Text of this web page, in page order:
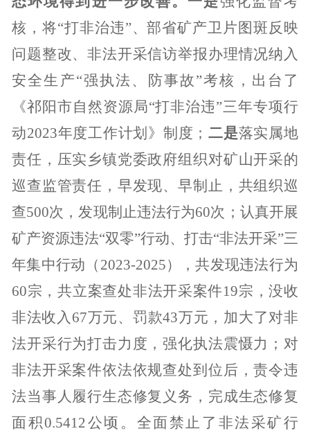
核，将“打非治违”、部省矿产卫片图斑反映
问题整改、非法开采信访举报办理情况纳入
安全生产“强执法、防事故”考核，出台了
《祁阳市自然资源局“打非治违”三年专项行
动2023年度工作计划》制度； 二是落实属地
责任，压实乡镇党委政府组织对矿山开采的
巡查监管责任，早发现、早制止，共组织巡
查500次，发现制止违法行为60次；认真开展
矿产资源违法“双零”行动、打击“非法开采”三
年集中行动（ 2023-2025），共发现违法行为
60宗，共立案查处非法开采案件19宗，没收
非法收入 67万元、罚款43万元，加大了对非
法开采行为打击力度，强化执法震慑力；对
非法开采案件依法依规查处到位后，责令违
法当事人履行生态修复义务，完成生态修复
面积0.5412公顷。全面禁止了非法采矿行